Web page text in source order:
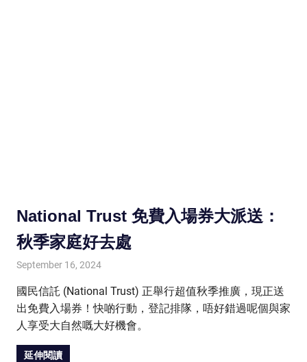
National Trust 免費入場券大派送：
秋季家庭好去處
September 16, 2024
國民信託 (National Trust) 正舉行超值秋季推廣，現正送
出免費入場券！快啲行動，登記排隊，唔好錯過呢個與家
人享受大自然嘅大好機會。
延伸閱讀